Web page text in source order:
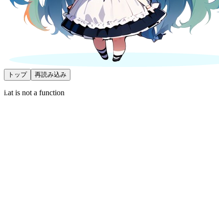
トップ 再読み込み
i.at is not a function